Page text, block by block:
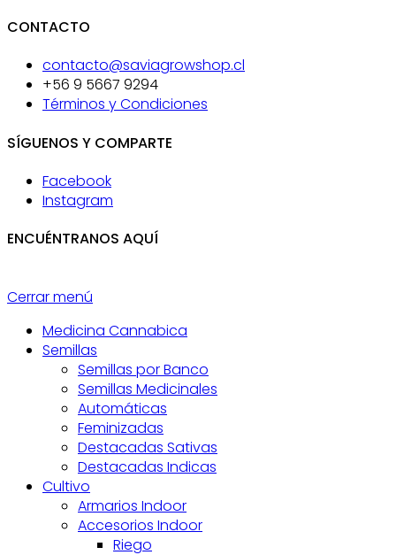
CONTACTO
contacto@saviagrowshop.cl
+56 9 5667 9294
Términos y Condiciones
SÍGUENOS Y COMPARTE
Facebook
Instagram
ENCUÉNTRANOS AQUÍ
Cerrar menú
Medicina Cannabica
Semillas
Semillas por Banco
Semillas Medicinales
Automáticas
Feminizadas
Destacadas Sativas
Destacadas Indicas
Cultivo
Armarios Indoor
Accesorios Indoor
Riego